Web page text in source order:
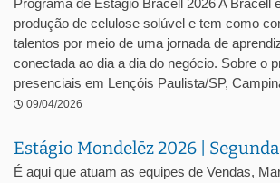
Programa de Estágio Bracell 2026 A Bracell
produção de celulose solúvel e tem como
talentos por meio de uma jornada de
conectada ao dia a dia do negócio. Sobre o
presenciais em Lençóis Paulista/SP,
09/04/2026
Estágio Mondelēz 2026 |
É aqui que atuam as equipes de Vendas,